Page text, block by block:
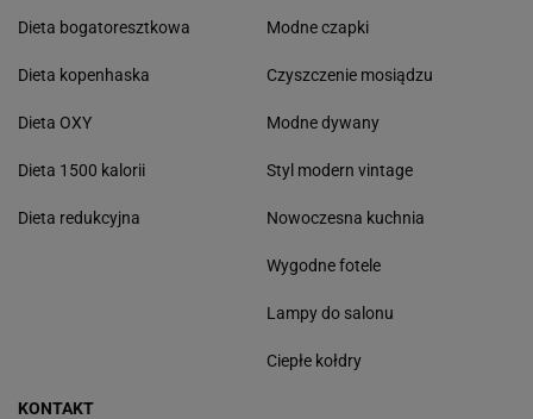
Dieta bogatoresztkowa
Dieta kopenhaska
Dieta OXY
Dieta 1500 kalorii
Dieta redukcyjna
Modne czapki
Czyszczenie mosiądzu
Modne dywany
Styl modern vintage
Nowoczesna kuchnia
Wygodne fotele
Lampy do salonu
Ciepłe kołdry
KONTAKT